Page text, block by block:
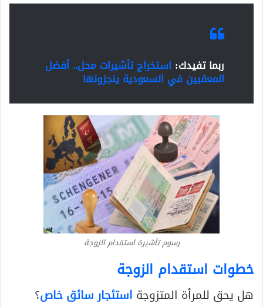
ربما تفيدك: استخراج تأشيرات محل.. أفضل
المعقبين في السعودية ينجزونها
رسوم تأشيرة استقدام الزوجة
خطوات استقدام الزوجة
هل يحق للمرأة المتزوجة استئجار سائق خاص؟